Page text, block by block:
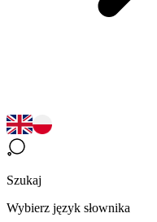
Szukaj
Wybierz język słownika